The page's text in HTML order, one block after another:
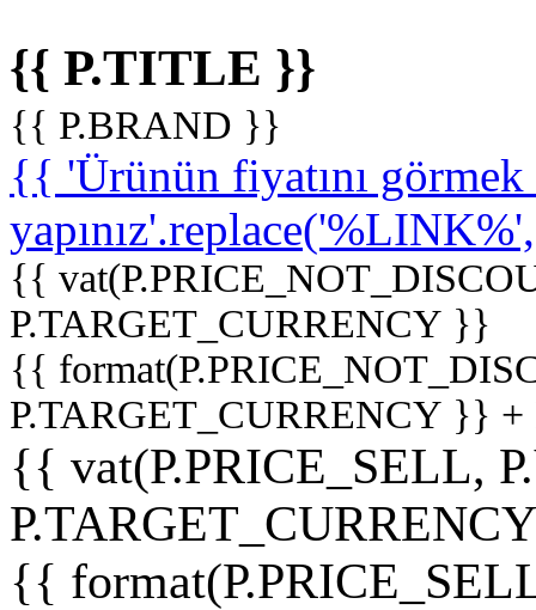
{{ P.TITLE }}
{{ P.BRAND }}
{{ 'Ürünün fiyatını
{{
P.TARGET_CURRENCY }}
{{
P.TARGET_CURRENCY }}
{{ vat(P.PRICE_SELL,
{{